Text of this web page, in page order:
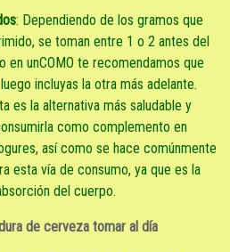
: Dependiendo de los gramos que
se toman entre 1 o 2 antes del
en unCOMO te recomendamos que
incluyas la otra más adelante.
es la alternativa más saludable y
como complemento en
así como se hace comúnmente
esta vía de consumo, ya que es la
del cuerpo.
de cerveza tomar al día